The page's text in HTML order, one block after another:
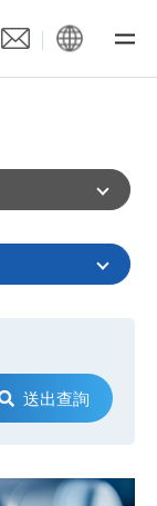
送出查詢